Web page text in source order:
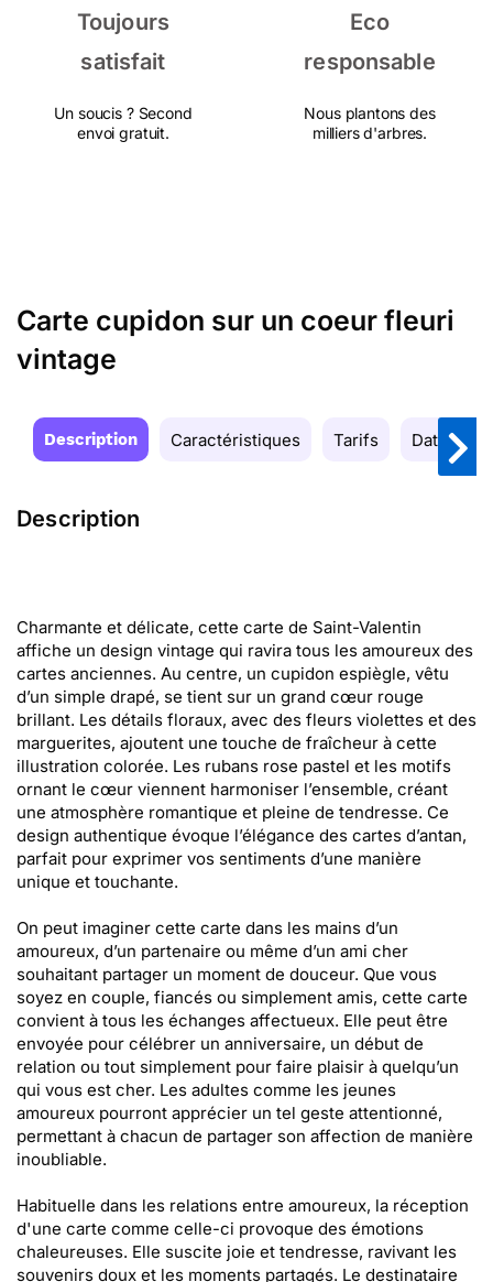
Toujours
satisfait
Un soucis ? Second
envoi gratuit.
Eco
responsable
Nous plantons des
milliers d'arbres.
Carte cupidon sur un coeur fleuri
vintage
Description Caractéristiques Tarifs Date de
Description
Charmante et délicate, cette carte de Saint-Valentin
affiche un design vintage qui ravira tous les amoureux des
cartes anciennes. Au centre, un cupidon espiègle, vêtu
d’un simple drapé, se tient sur un grand cœur rouge
brillant. Les détails floraux, avec des fleurs violettes et des
marguerites, ajoutent une touche de fraîcheur à cette
illustration colorée. Les rubans rose pastel et les motifs
ornant le cœur viennent harmoniser l’ensemble, créant
une atmosphère romantique et pleine de tendresse. Ce
design authentique évoque l’élégance des cartes d’antan,
parfait pour exprimer vos sentiments d’une manière
unique et touchante.
On peut imaginer cette carte dans les mains d’un
amoureux, d’un partenaire ou même d’un ami cher
souhaitant partager un moment de douceur. Que vous
soyez en couple, fiancés ou simplement amis, cette carte
convient à tous les échanges affectueux. Elle peut être
envoyée pour célébrer un anniversaire, un début de
relation ou tout simplement pour faire plaisir à quelqu’un
qui vous est cher. Les adultes comme les jeunes
amoureux pourront apprécier un tel geste attentionné,
permettant à chacun de partager son affection de manière
inoubliable.
Habituelle dans les relations entre amoureux, la réception
d'une carte comme celle-ci provoque des émotions
chaleureuses. Elle suscite joie et tendresse, ravivant les
souvenirs doux et les moments partagés. Le destinataire